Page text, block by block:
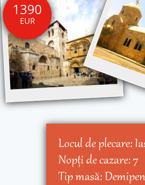
1390
EUR
Locul de plecare:
Nopţi de cazare:7
Tip masă: